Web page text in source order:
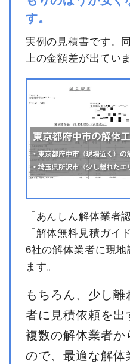
す。
実例の見積書です。
上の金額差が出ていま
「あんしん解体業者
「解体無料見積ガイ
6社の解体業者に現
ます。
もちろん、少し
者に見積依頼を出
複数の解体業者か
ので、最適な解体